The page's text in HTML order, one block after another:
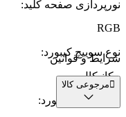
نورپردازی صفحه کلید:
RGB
نوع سوییچ کیبورد:
مکانیکال
رنگ سوییچ کیبورد:
شرایط و قوانین
مرجوعی کالا